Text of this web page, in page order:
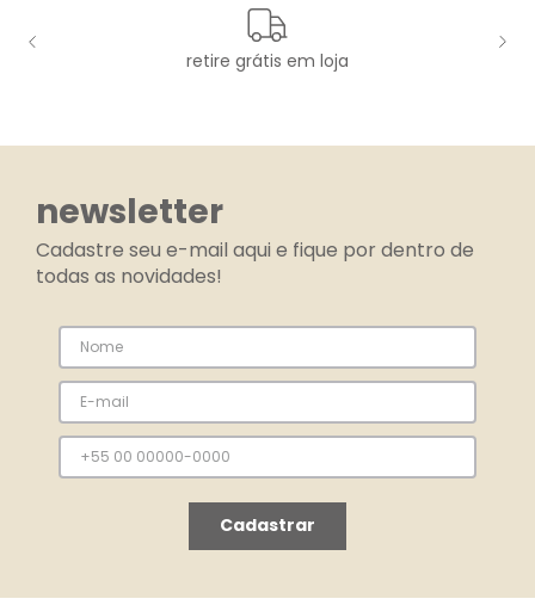
retire grátis em loja
newsletter
Cadastre seu e-mail aqui e fique por dentro de
todas as novidades!
Cadastrar